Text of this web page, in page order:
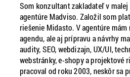
Som konzultant zakladateľ v
agentúre Madviso. Založil som
riešenie Midasto. V agentúre
agendu, ale aj prípravu a návrhy
audity, SEO, webdizajn, UX/UI,
webstránky, e-shopy a projektové
pracoval od roku 2003, neskôr sa